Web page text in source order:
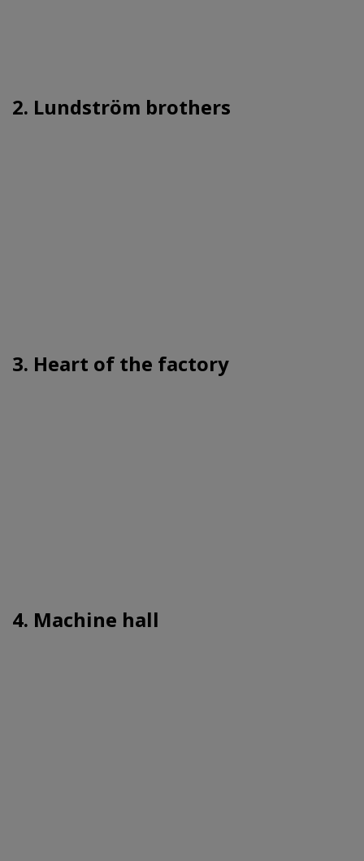
2. Lundström brothers
3. Heart of the factory
4. Machine hall